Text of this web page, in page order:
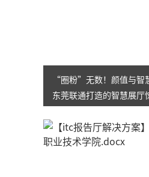
“圈粉”无数！颜值与智
东莞联通打造的智慧展厅